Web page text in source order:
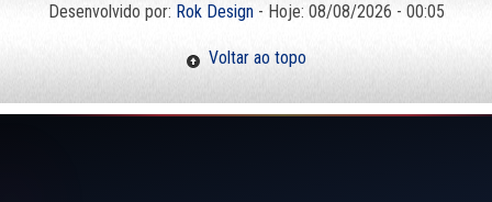
Desenvolvido por: Rok Design- Hoje: 08/08/2026 - 00:05
Voltar ao topo